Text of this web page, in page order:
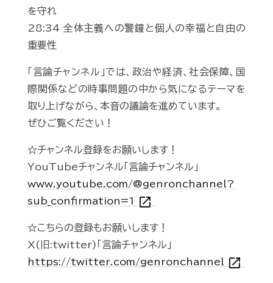
を守れ
28:34 全体主義への警鐘と個人の幸福と自由の
重要性
「言論チャンネル」では、政治や経済、社会保障、国
際関係などの時事問題の中から気になるテーマを
取り上げながら、本音の議論を進めています。
ぜひご覧ください！
☆チャンネル登録をお願いします！
YouTubeチャンネル「言論チャンネル」
www.youtube.com/@genronchannel?
sub_confirmation=1 open_in_new
☆こちらの登録もお願いします！
X(旧:twitter)「言論チャンネル」
https://twitter.com/genronchannel open_in_new